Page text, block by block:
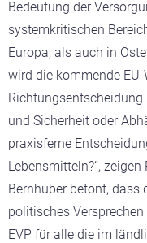
Bedeutung der
systemkritischen
Europa, als auch in
wird die kommende
und Sicherheit oder
praxisferne
Lebensmitteln?“,
Bernhuber betont, dass
politisches
EVP für alle die im